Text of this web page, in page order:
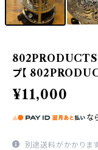
802PRODUCTS
プ【
¥11,000
な
別途送料がかかりま